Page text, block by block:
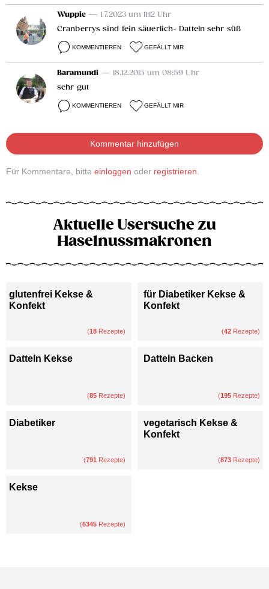
Wuppie — 1.7.2023 um 11:12 Uhr
Cranberrys sind fein säuerlich- Datteln sehr süß
KOMMENTIEREN GEFÄLLT MIR
Baramundi — 18.12.2015 um 08:59 Uhr
sehr gut
KOMMENTIEREN GEFÄLLT MIR
Kommentar hinzufügen
Für Kommentare, bitte einloggen oder registrieren.
Aktuelle Usersuche zu
Haselnussmakronen
glutenfrei Kekse &
Konfekt
(18 Rezepte)
für Diabetiker Kekse &
Konfekt
(42 Rezepte)
Datteln Kekse
(85 Rezepte)
Datteln Backen
(195 Rezepte)
Diabetiker
(791 Rezepte)
vegetarisch Kekse &
Konfekt
(873 Rezepte)
Kekse
(6345 Rezepte)